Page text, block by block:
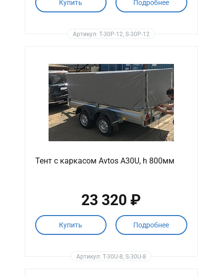
Купить Подробнее
Артикул: T-30P-12, S-30P-12
Тент с каркасом Avtos A30U, h 800мм
23 320 ₽
Купить Подробнее
Артикул: T-30U-8, S-30U-8